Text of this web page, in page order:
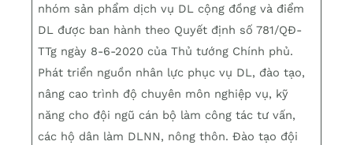
nhóm sản phẩm dịch vụ DL cộng đồng và điểm
DL được ban hành theo Quyết định số 781/QĐ-
TTg ngày 8-6-2020 của Thủ tướng Chính phủ.
Phát triển nguồn nhân lực phục vụ DL, đào tạo,
nâng cao trình độ chuyên môn nghiệp vụ, kỹ
năng cho đội ngũ cán bộ làm công tác tư vấn,
các hộ dân làm DLNN, nông thôn. Đào tạo đội